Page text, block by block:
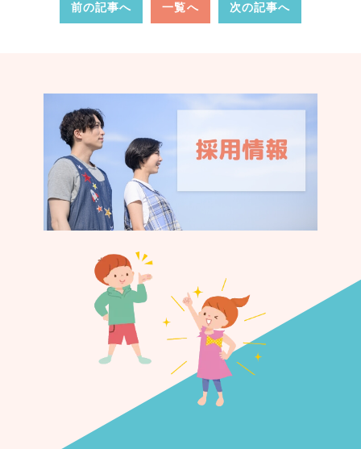
前の記事へ 一覧へ 次の記事へ